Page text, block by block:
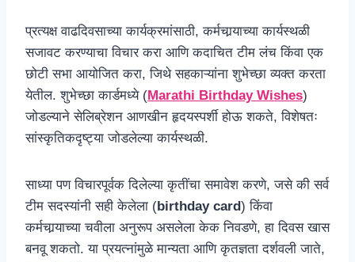
प्रत्यक्ष वाढदिवसाच्या कार्यक्रमांसाठी, कर्मचार्‍याच्या कार्यस्थळी
सजावट करण्याचा विचार करा आणि कदाचित टीम लंच किंवा एक
छोटी सभा आयोजित करा, जिथे सहकाऱ्यांना शुभेच्छा व्यक्त करता
येतील. शुभेच्छा कार्डमध्ये (Marathi Birthday Wishes)
जोडल्याने सेलिब्रेशन आणखीन हृदयस्पर्शी होऊ शकते, विशेषतः
सांस्कृतिकदृष्ट्या जोडलेल्या कार्यस्थळी.
साध्या पण विचारपूर्वक दिलेल्या कृतींचा समावेश करणे, जसे की सर्व
टीम सदस्यांनी सही केलेला (birthday card) किंवा
कर्मचार्‍याच्या चवीला अनुरूप असलेला केक निवडणे, हा दिवस खास
बनवू शकतो. या प्रयत्नांमुळे मान्यता आणि कृतज्ञता दर्शवली जाते,